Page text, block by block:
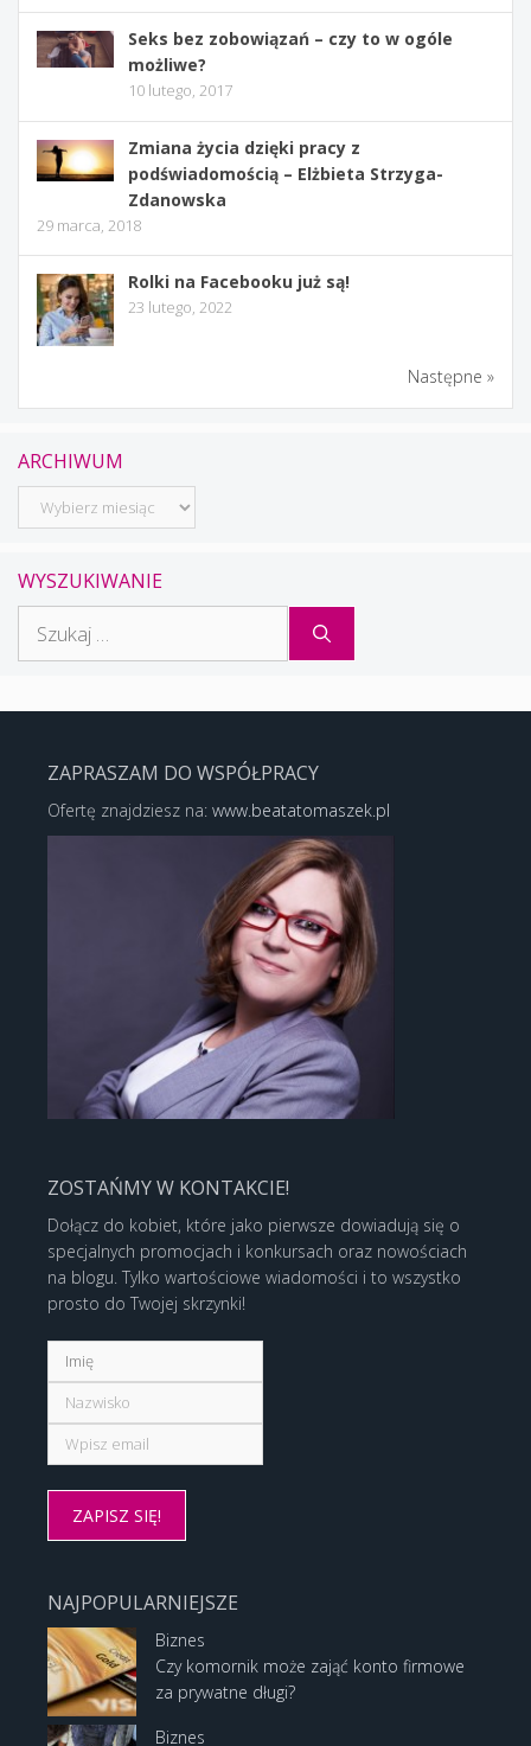
Seks bez zobowiązań – czy to w ogóle
możliwe?
10 lutego, 2017
Zmiana życia dzięki pracy z
podświadomością – Elżbieta Strzyga-
Zdanowska
29 marca, 2018
Rolki na Facebooku już są!
23 lutego, 2022
Następne »
ARCHIWUM
Archiwum
WYSZUKIWANIE
ZAPRASZAM DO WSPÓŁPRACY
Ofertę znajdziesz na: www.beatatomaszek.pl
ZOSTAŃMY W KONTAKCIE!
Dołącz do kobiet, które jako pierwsze dowiadują się o
specjalnych promocjach i konkursach oraz nowościach
na blogu. Tylko wartościowe wiadomości i to wszystko
prosto do Twojej skrzynki!
NAJPOPULARNIEJSZE
Biznes
Czy komornik może zająć konto firmowe
za prywatne długi?
Biznes